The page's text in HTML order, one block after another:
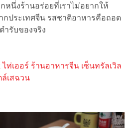
หนึ่งร้านอร่อยที่เราไม่อยากให้
กประเทศจีน รสชาติอาหารคือถอด
ำรับของจริง
ไท่เออร์ ร้านอาหารจีน เซ็นทรัลเวิล
เสฉวน